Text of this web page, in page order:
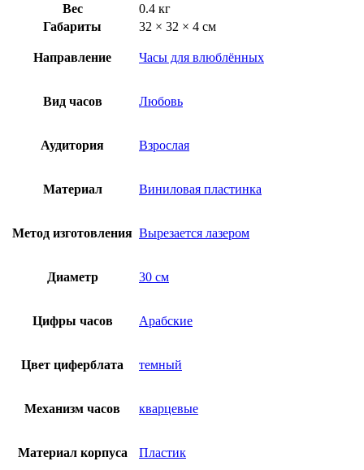
Вес
0.4 кг
Габариты
32 × 32 × 4 см
Направление Часы для влюблённых
Вид часов Любовь
Аудитория Взрослая
Материал Виниловая пластинка
Метод изготовления Вырезается лазером
Диаметр 30 см
Цифры часов Арабские
Цвет циферблата темный
Механизм часов кварцевые
Материал корпуса Пластик